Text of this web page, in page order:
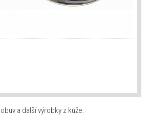
a další výrobky z kůže.